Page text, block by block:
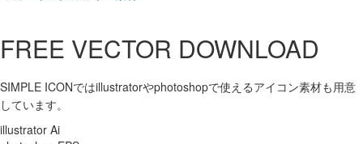
FREE VECTOR DOWNLOAD
SIMPLE ICONではillustratorやphotoshopで使えるアイコン素材も用意
しています。
illustrator Ai